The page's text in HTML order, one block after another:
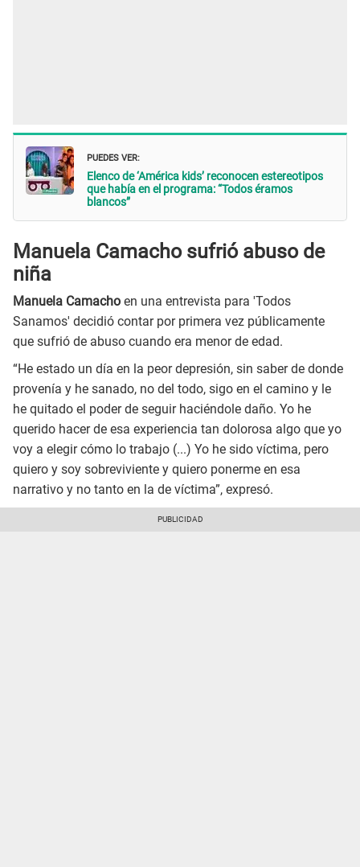
PUEDES VER:
Elenco de ‘América kids’ reconocen estereotipos
que había en el programa: “Todos éramos
blancos”
Manuela Camacho sufrió abuso de
niña
Manuela Camacho en una entrevista para 'Todos
Sanamos' decidió contar por primera vez públicamente
que sufrió de abuso cuando era menor de edad.
“He estado un día en la peor depresión, sin saber de donde
provenía y he sanado, no del todo, sigo en el camino y le
he quitado el poder de seguir haciéndole daño. Yo he
querido hacer de esa experiencia tan dolorosa algo que yo
voy a elegir cómo lo trabajo (...) Yo he sido víctima, pero
quiero y soy sobreviviente y quiero ponerme en esa
narrativo y no tanto en la de víctima”, expresó.